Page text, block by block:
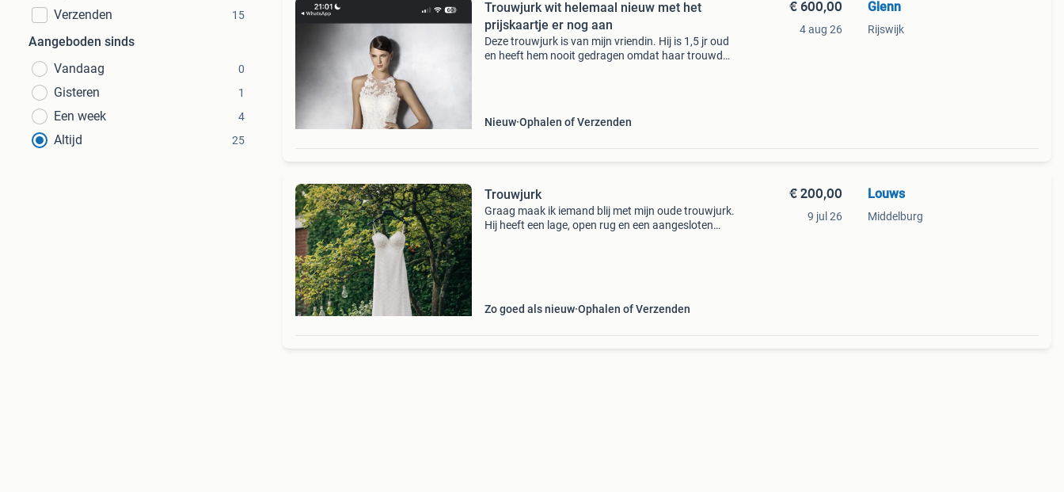
Verzenden 15
Aangeboden sinds
Vandaag
0
Gisteren 1
Een week 4
Altijd 25
Trouwjurk wit helemaal nieuw met het
prijskaartje er nog aan
Deze trouwjurk is van mijn vriendin. Hij is 1,5 jr oud
en heeft hem nooit gedragen omdat haar trouwdag
Nieuw Ophalen of Verzenden
€ 600,00
4 aug 26
Glenn
Rijswijk
Trouwjurk
Graag maak ik iemand blij met mijn oude trouwjurk.
Hij heeft een lage, open rug en een aangesloten
Zo goed als nieuw Ophalen of Verzenden
€ 200,00
9 jul 26
Louws
Middelburg